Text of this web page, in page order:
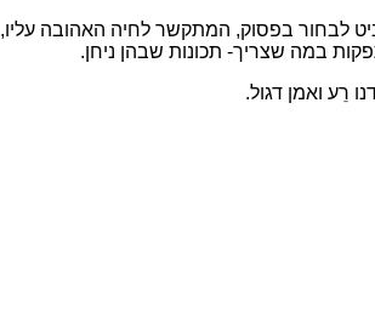
לבחור בפסוק, המתקשר לחיה האהובה עליו,
במה שצריך- תכונות שבהן ניחן.
רֵע ואמן דגול.